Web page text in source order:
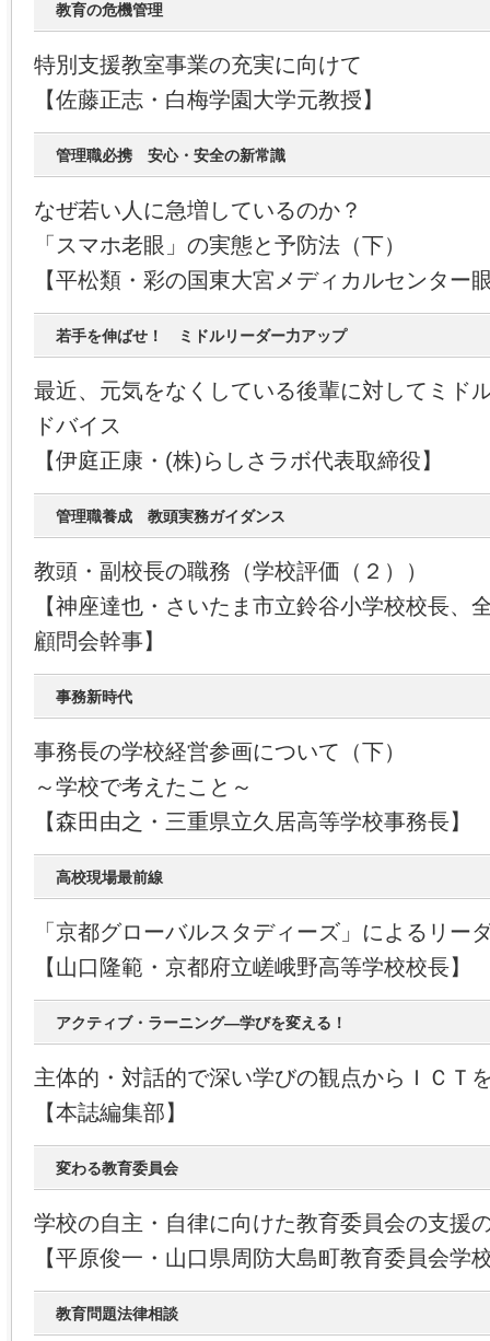
教育の危機管理
特別支援教室事業の充実に向けて
【佐藤正志・白梅学園大学元教授】
管理職必携 安心・安全の新常識
なぜ若い人に急増しているのか？
「スマホ老眼」の実態と予防法（下）
【平松類・彩の国東大宮メディカルセンター
若手を伸ばせ！ ミドルリーダー力アップ
最近、元気をなくしている後輩に対してミド
ドバイス
【伊庭正康・(株)らしさラボ代表取締役】
管理職養成 教頭実務ガイダンス
教頭・副校長の職務（学校評価（２））
【神座達也・さいたま市立鈴谷小学校校長、
顧問会幹事】
事務新時代
事務長の学校経営参画について（下）
～学校で考えたこと～
【森田由之・三重県立久居高等学校事務長】
高校現場最前線
「京都グローバルスタディーズ」によるリー
【山口隆範・京都府立嵯峨野高等学校校長】
アクティブ・ラーニング―学びを変える！
主体的・対話的で深い学びの観点からＩＣＴ
【本誌編集部】
変わる教育委員会
学校の自主・自律に向けた教育委員会の支援
【平原俊一・山口県周防大島町教育委員会学
教育問題法律相談